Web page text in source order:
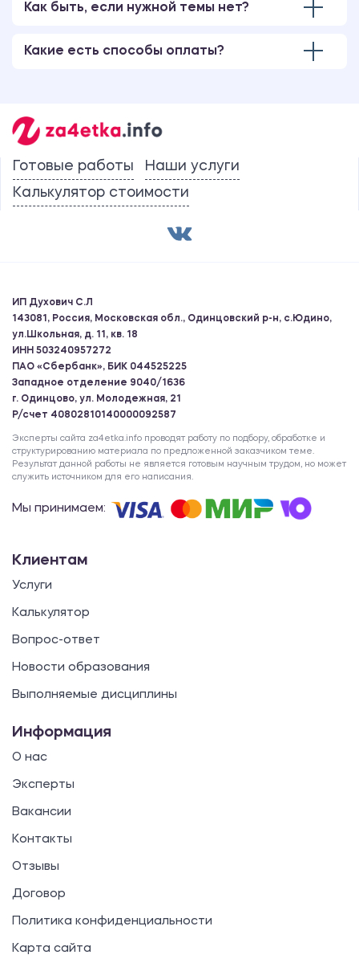
Как быть, если нужной темы нет?
Какие есть способы оплаты?
Готовые работы
Наши услуги
Калькулятор стоимости
ИП Духович С.Л
143081, Россия, Московская обл., Одинцовский р-н, с.Юдино,
ул.Школьная, д. 11, кв. 18
ИНН 503240957272
ПАО «Сбербанк», БИК 044525225
Западное отделение 9040/1636
г. Одинцово, ул. Молодежная, 21
Р/счет 40802810140000092587
Эксперты сайта za4etka.info проводят работу по подбору, обработке и
структурированию материала по предложенной заказчиком теме.
Результат данной работы не является готовым научным трудом, но может
служить источником для его написания.
Мы принимаем:
Клиентам
Услуги
Калькулятор
Вопрос-ответ
Новости образования
Выполняемые дисциплины
Информация
О нас
Эксперты
Вакансии
Контакты
Отзывы
Договор
Политика конфиденциальности
Карта сайта